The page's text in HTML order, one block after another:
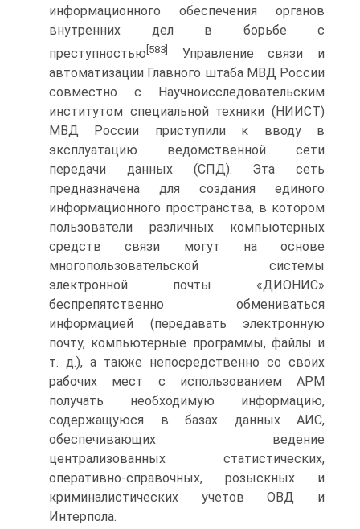
информационного обеспечения органов
внутренних дел в борьбе с
преступностью [583]
Управление связи и
автоматизации Главного штаба МВД России
совместно с Научноисследовательским
институтом специальной техники (НИИСТ)
МВД России приступили к вводу в
эксплуатацию ведомственной сети
передачи данных (СПД). Эта сеть
предназначена для создания единого
информационного пространства, в котором
пользователи различных компьютерных
средств связи могут на основе
многопользовательской системы
электронной почты «ДИОНИС»
беспрепятственно обмениваться
информацией (передавать электронную
почту, компьютерные программы, файлы и
т. д.), а также непосредственно со своих
рабочих мест с использованием АРМ
получать необходимую информацию,
содержащуюся в базах данных АИС,
обеспечивающих ведение
централизованных статистических,
оперативно-справочных, розыскных и
криминалистических учетов ОВД и
Интерпола.